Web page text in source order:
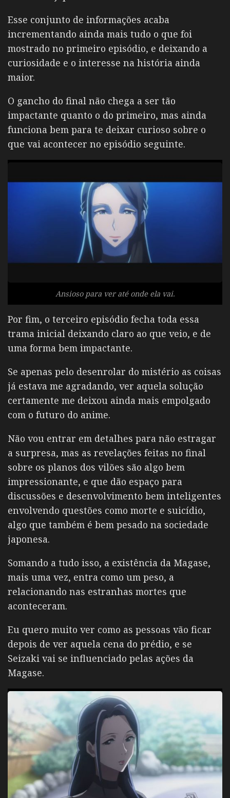
Esse conjunto de informações acaba
incrementando ainda mais tudo o que foi
mostrado no primeiro episódio, e deixando a
curiosidade e o interesse na história ainda
maior.
O gancho do final não chega a ser tão
impactante quanto o do primeiro, mas ainda
funciona bem para te deixar curioso sobre o
que vai acontecer no episódio seguinte.
Ansioso para ver até onde ela vai.
Por fim, o terceiro episódio fecha toda essa
trama inicial deixando claro ao que veio, e de
uma forma bem impactante.
Se apenas pelo desenrolar do mistério as coisas
já estava me agradando, ver aquela solução
certamente me deixou ainda mais empolgado
com o futuro do anime.
Não vou entrar em detalhes para não estragar
a surpresa, mas as revelações feitas no final
sobre os planos dos vilões são algo bem
impressionante, e que dão espaço para
discussões e desenvolvimento bem inteligentes
envolvendo questões como morte e suicídio,
algo que também é bem pesado na sociedade
japonesa.
Somando a tudo isso, a existência da Magase,
mais uma vez, entra como um peso, a
relacionando nas estranhas mortes que
aconteceram.
Eu quero muito ver como as pessoas vão ficar
depois de ver aquela cena do prédio, e se
Seizaki vai se influenciado pelas ações da
Magase.